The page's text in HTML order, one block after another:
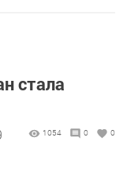
стала
1054 0 0